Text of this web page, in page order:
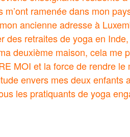
ramenée dans mon
ancienne adresse à
des retraites de yoga en
deuxième maison, cela me
MOI et la force de rendre le
envers mes deux enfants
les pratiquants de yoga